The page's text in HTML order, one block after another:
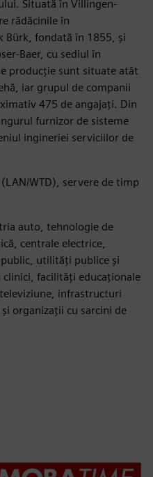
Situată în Villingen-
rădăcinile în
Bürk, fondată în 1855, și
Baer, cu sediul în
producție sunt situate atât
iar grupul de companii
475 de angajați. Din
furnizor de sisteme
ingineriei serviciilor de
WTD), servere de timp
auto, tehnologie de
centrale electrice,
utilități publice și
facilități educaționale
infrastructuri
organizații cu sarcini de